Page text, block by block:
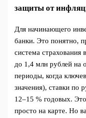
защиты от
Для начинающего
банки. Это понятно,
система
до 1,4 млн рублей на
периоды, когда
значения), ставки по
12–15 % годовых.
просто на карте. Но